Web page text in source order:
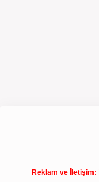
Reklam ve İletişim: